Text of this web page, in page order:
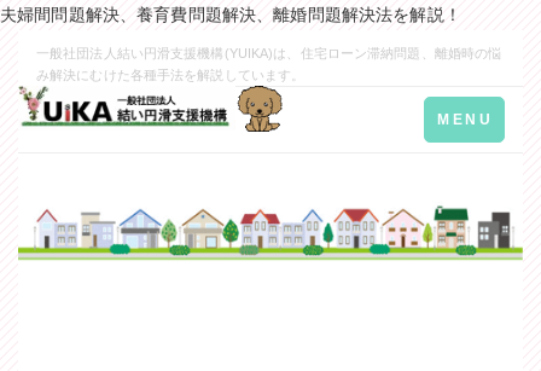
夫婦間問題解決、養育費問題解決、離婚問題解決法を解説！
一般社団法人結い円滑支援機構(YUIKA)は、住宅ローン滞納問題、離婚時の悩
み解決にむけた各種手法を解説しています。
Toggle
navigation
MENU